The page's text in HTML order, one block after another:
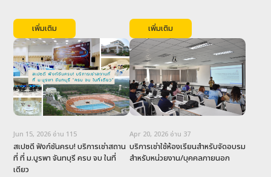
เพิ่มเติม เพิ่มเติม
Jun 15, 2026 อ่าน 115
สเปซดี ฟังก์ชันครบ! บริการเช่าสถาน
ที่ ที่ ม.บูรพา จันทบุรี ครบ จบ ในที่
เดียว
Apr 20, 2026 อ่าน 37
บริการเช่าใช้ห้องเรียนสำหรับจัดอบรม
สำหรับหน่วยงาน/บุคคลภายนอก